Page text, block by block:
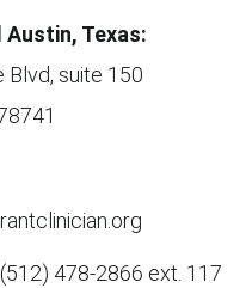
Texas:
Blvd, suite 150
(512) 478-2866 ext. 117